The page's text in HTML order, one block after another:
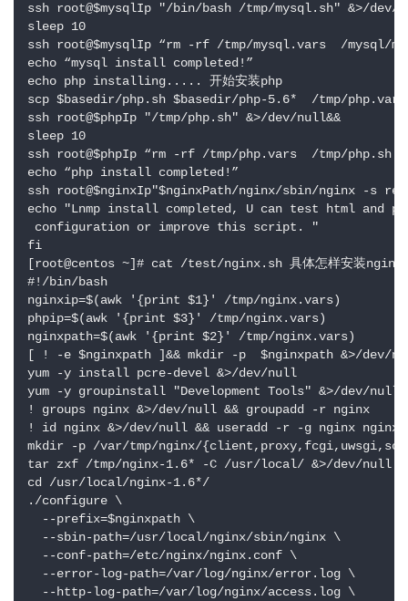
ssh root@$mysqlIp "/bin/bash /tmp/mysql.sh" &>/dev/
sleep 10
ssh root@$mysqlIp “rm -rf /tmp/mysql.vars  /mysql/
echo “mysql install completed!”
echo php installing..... 开始安装php
scp $basedir/php.sh $basedir/php-5.6*  /tmp/
ssh root@$phpIp "/tmp/php.sh" &>/dev/null&&
sleep 10
ssh root@$phpIp “rm -rf /tmp/php.vars  /tmp/php.sh
echo “php install completed!”
ssh root@$nginxIp"$nginxPath/nginx/sbin/nginx -s
echo "Lnmp install completed, U can test html and
configuration or improve this script. "
fi
[root@centos ~]# cat /test/nginx.sh 具体怎样安装nginx
#!/bin/bash
nginxip=$(awk '{print $1}' /tmp/nginx.vars)
phpip=$(awk '{print $3}' /tmp/nginx.vars)
nginxpath=$(awk '{print $2}' /tmp/nginx.vars)
[ ! -e $nginxpath ]&& mkdir -p  $nginxpath &>/dev/
yum -y install pcre-devel &>/dev/null
yum -y groupinstall "Development Tools" &>/dev/null
! groups nginx &>/dev/null && groupadd -r nginx
! id nginx &>/dev/null && useradd -r -g nginx nginx
mkdir -p /var/tmp/nginx/
tar zxf /tmp/nginx-1.6* -C /usr/local/ &>/dev/null
cd /usr/local/nginx-1.6*/
./configure \
--prefix=$nginxpath \
--sbin-path=/usr/local/nginx/sbin/nginx \
--conf-path=/etc/nginx/nginx.conf \
--error-log-path=/var/log/nginx/error.log \
--http-log-path=/var/log/nginx/access.log \